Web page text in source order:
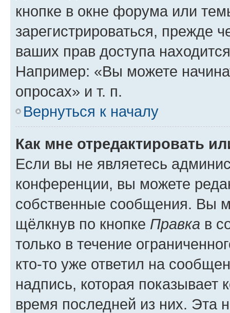
кнопке в окне форума или
зарегистрироваться, прежде
ваших прав доступа
Например: «Вы можете
опросах» и т. п.
Вернуться к началу
Как мне отредактировать
Если вы не являетесь
конференции, вы можете
собственные сообщения. Вы
щёлкнув по кнопке Правка в
только в течение
кто-то уже ответил на
надпись, которая показывает
время последней из них. Эта